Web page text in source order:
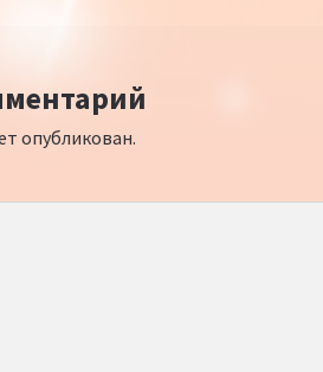
опубликован.